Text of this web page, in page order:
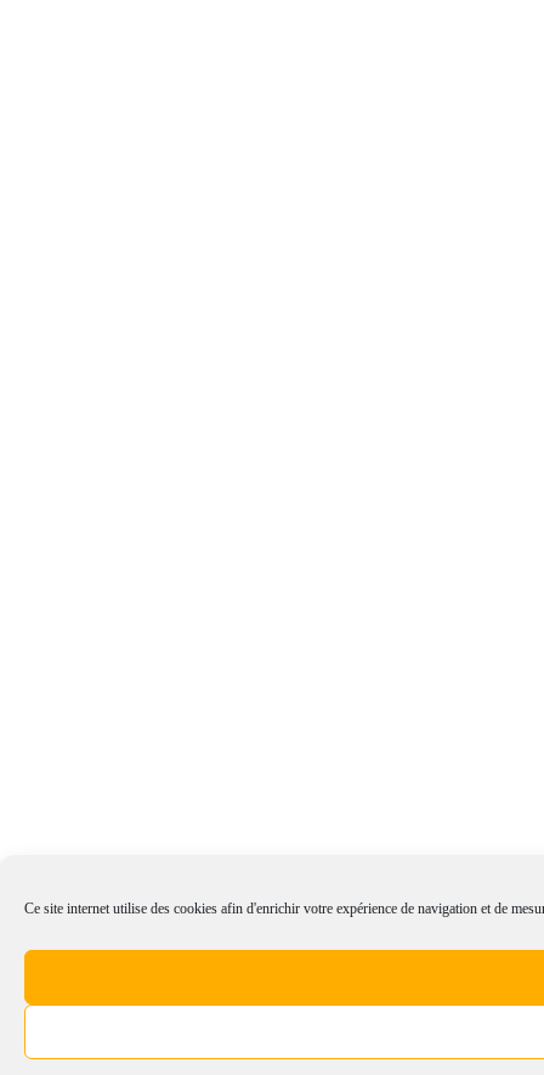
Ce site internet utilise des cookies afin d'enrichir votre expérience de navigation et de